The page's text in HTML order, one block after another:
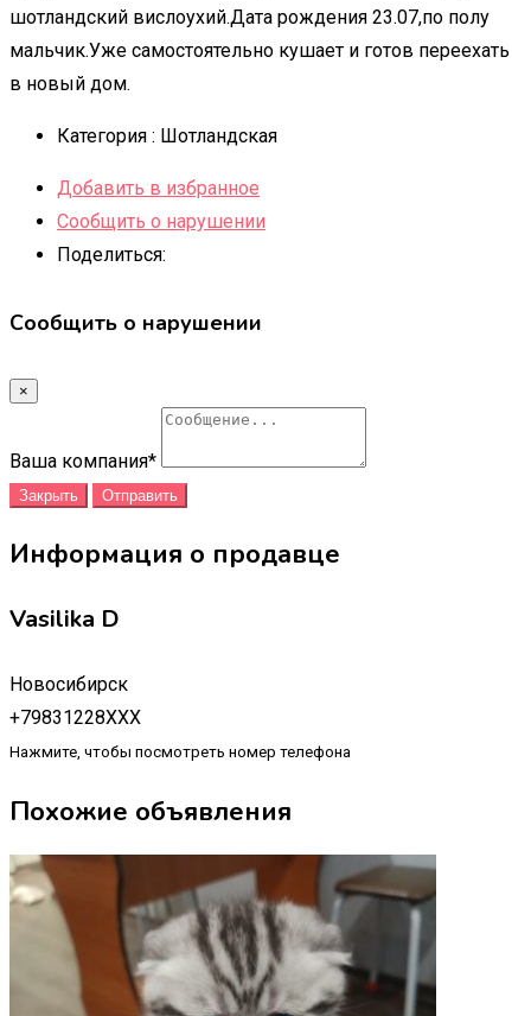
шотландский вислоухий.Дата рождения 23.07,по полу
мальчик.Уже самостоятельно кушает и готов переехать
в новый дом.
Категория : Шотландская
Добавить в избранное
Сообщить о нарушении
Поделиться:
Сообщить о нарушении
×
Ваша компания*
Закрыть Отправить
Информация о продавце
Vasilika D
Новосибирск
+79831228XXX
Нажмите, чтобы посмотреть номер телефона
Похожие объявления